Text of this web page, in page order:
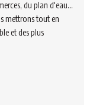
du plan d'eau...
mettrons tout en
et des plus